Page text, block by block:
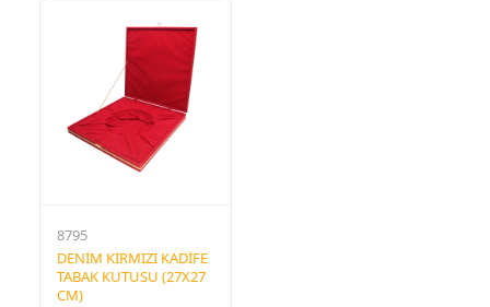
8795
DENİM KIRMIZI KADİFE
TABAK KUTUSU (27X27
CM)